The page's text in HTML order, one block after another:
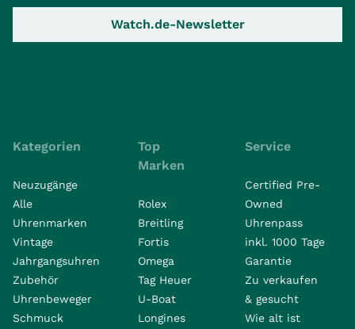
Watch.de-Newsletter
Kategorien
Neuzugänge
Alle
Uhrenmarken
Vintage
Jahrgangsuhren
Zubehör
Uhrenbeweger
Schmuck
Top
Marken
Rolex
Breitling
Fortis
Omega
Tag Heuer
U-Boat
Longines
Service
Certified Pre-
Owned
Uhrenpass
inkl. 1000 Tage
Garantie
Zu verkaufen
& gesucht
Wie alt ist